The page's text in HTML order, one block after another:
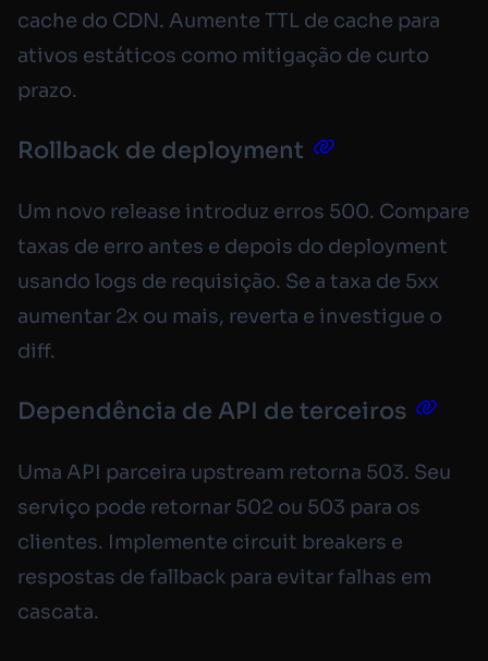
cache do CDN. Aumente TTL de cache para
ativos estáticos como mitigação de curto
prazo.
Rollback de deployment
Um novo release introduz erros 500. Compare
taxas de erro antes e depois do deployment
usando logs de requisição. Se a taxa de 5xx
aumentar 2x ou mais, reverta e investigue o
diff.
Dependência de API de terceiros
Uma API parceira upstream retorna 503. Seu
serviço pode retornar 502 ou 503 para os
clientes. Implemente circuit breakers e
respostas de fallback para evitar falhas em
cascata.